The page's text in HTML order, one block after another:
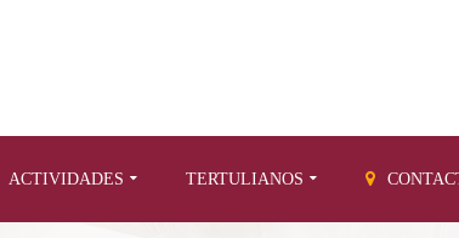
ACTIVIDADES TERTULIANOS